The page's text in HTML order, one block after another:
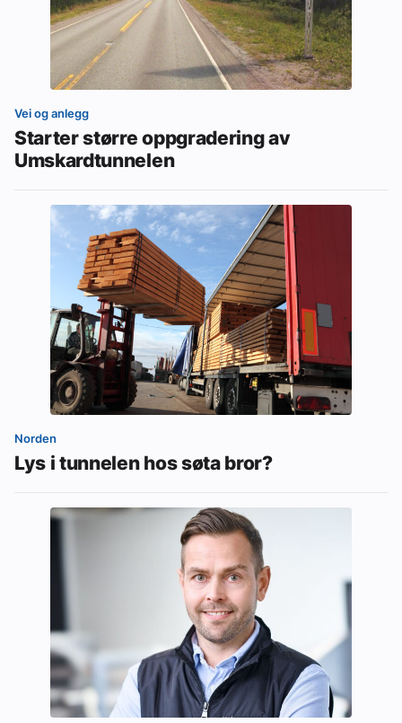
Vei og anlegg
Starter større oppgradering av
Umskardtunnelen
Norden
Lys i tunnelen hos søta bror?